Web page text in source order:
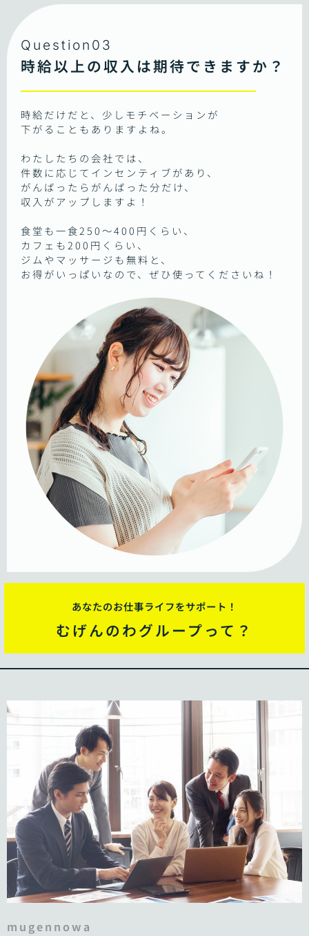
Question03
時給以上の収入は期待できますか？
時給だけだと、少しモチベーションが
下がることもありますよね。
わたしたちの会社では、
件数に応じてインセンティブがあり、
がんばったらがんばった分だけ、
収入がアップしますよ！
食堂も一食250～400円くらい、
カフェも200円くらい、
ジムやマッサージも無料と、
お得がいっぱいなので、ぜひ使ってくださいね！
あなたのお仕事ライフをサポート！
むげんのわグループって？
mugennowa